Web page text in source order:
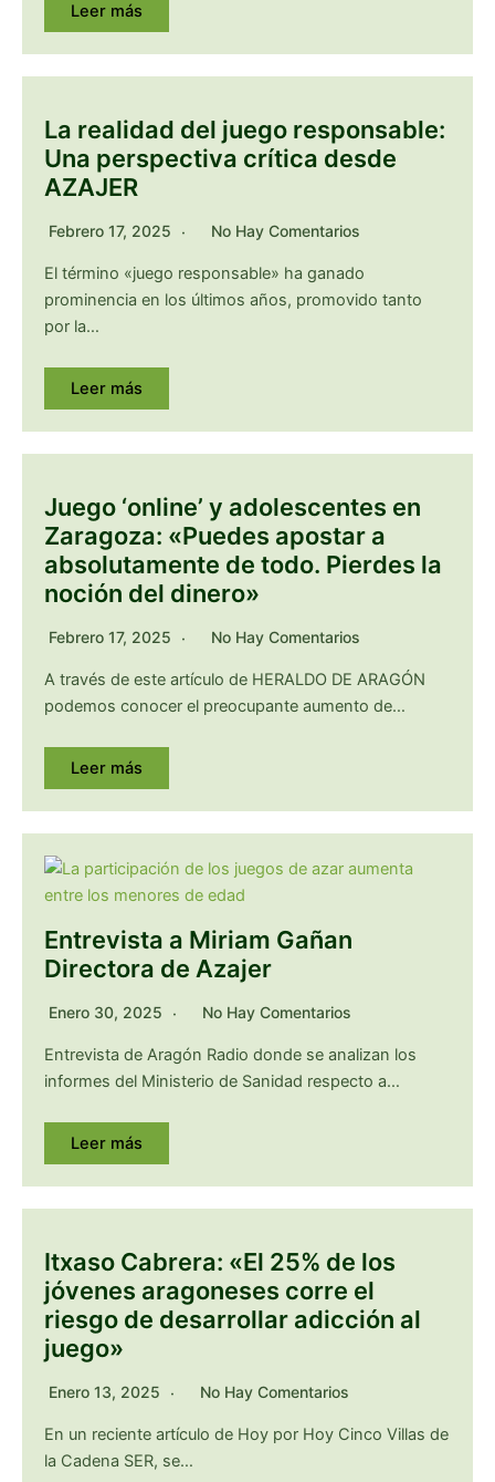
Leer más
La realidad del juego responsable:
Una perspectiva crítica desde
AZAJER
Febrero 17, 2025 No Hay Comentarios
El término «juego responsable» ha ganado
prominencia en los últimos años, promovido tanto
por la…
Leer más
Juego ‘online’ y adolescentes en
Zaragoza: «Puedes apostar a
absolutamente de todo. Pierdes la
noción del dinero»
Febrero 17, 2025 No Hay Comentarios
A través de este artículo de HERALDO DE ARAGÓN
podemos conocer el preocupante aumento de…
Leer más
Entrevista a Miriam Gañan
Directora de Azajer
Enero 30, 2025 No Hay Comentarios
Entrevista de Aragón Radio donde se analizan los
informes del Ministerio de Sanidad respecto a…
Leer más
Itxaso Cabrera: «El 25% de los
jóvenes aragoneses corre el
riesgo de desarrollar adicción al
juego»
Enero 13, 2025 No Hay Comentarios
En un reciente artículo de Hoy por Hoy Cinco Villas de
la Cadena SER, se…